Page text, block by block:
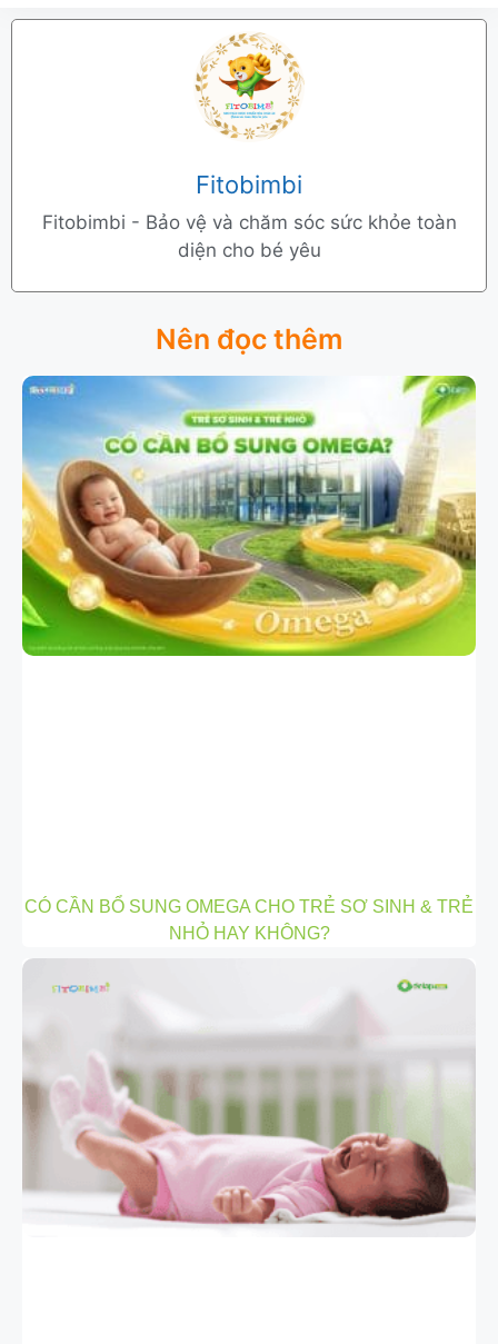
Fitobimbi
Fitobimbi - Bảo vệ và chăm sóc sức khỏe toàn
diện cho bé yêu
Nên đọc thêm
CÓ CẦN BỔ SUNG OMEGA CHO TRẺ SƠ SINH & TRẺ
NHỎ HAY KHÔNG?